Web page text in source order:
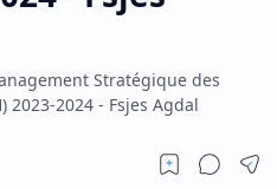
Stratégique des
2023-2024 - Fsjes Agdal